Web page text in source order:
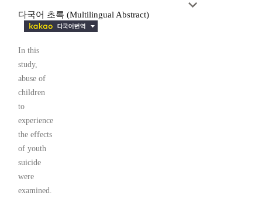
다국어 초록 (Multilingual Abstract)
In this
study,
abuse of
children
to
experience
the effects
of youth
suicide
were
examined.